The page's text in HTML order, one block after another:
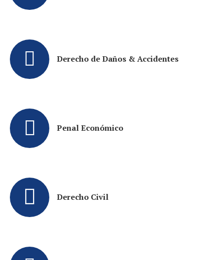
Derecho de Daños & Accidentes
Penal Económico
Derecho Civil